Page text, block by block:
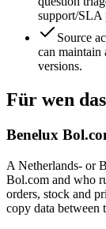
support/SLA
Source
can maintain
versions.
Für wen
Benelux
A Netherlands- or
Bol.com and who
orders, stock and
copy data between